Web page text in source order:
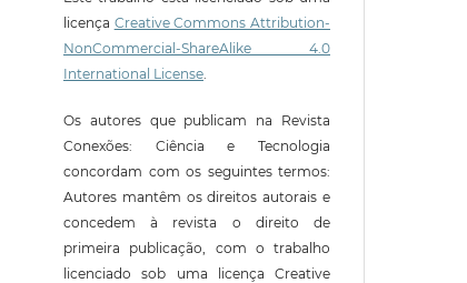
licença Creative Commons Attribution-
NonCommercial-ShareAlike 4.0
International License.
Os autores que publicam na Revista
Conexões: Ciência e Tecnologia
concordam com os seguintes termos:
Autores mantêm os direitos autorais e
concedem à revista o direito de
primeira publicação, com o trabalho
licenciado sob uma licença Creative